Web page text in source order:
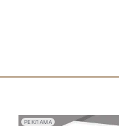
РЕКЛАМА